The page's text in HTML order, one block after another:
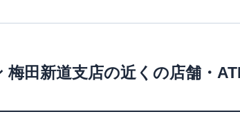
梅田新道支店の近くの店舗・